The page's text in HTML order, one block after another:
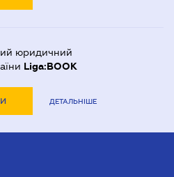
юридичний
Liga:BOOK
ДЕТАЛЬНІШЕ